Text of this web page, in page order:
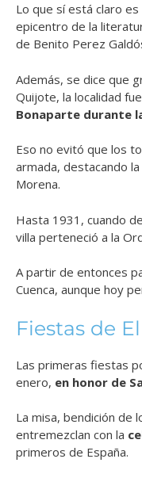
Lo que sí está claro
epicentro de la
de Benito Perez
Además, se dice que
Quijote, la localidad fue
Bonaparte durante
Eso no evitó que los
armada, destacando
Morena.
Hasta 1931, cuando
villa perteneció a la
A partir de entonces
Cuenca, aunque hoy
Fiestas de
Las primeras fiestas
enero, en honor de
La misa, bendición de
entremezclan con la
primeros de España.